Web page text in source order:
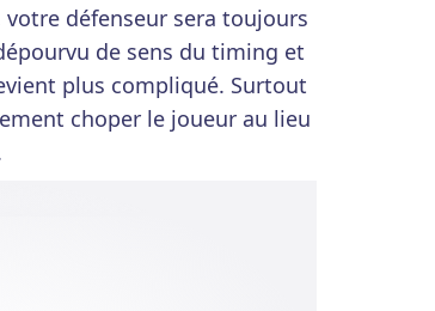
défenseur sera toujours
de sens du timing et
plus compliqué. Surtout
choper le joueur au lieu